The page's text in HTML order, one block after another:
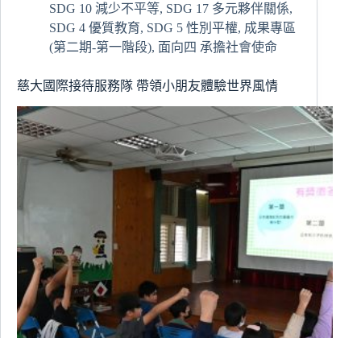
蒞
臨
慈
大
交
流
SDG 10 減少不平等, SDG 17 多元夥伴關係,
SDG 4 優質教育, SDG 5 性別平權, 成果專區
(第二期-第一階段), 面向四 承擔社會使命
慈大國際接待服務隊 帶領小朋友體驗世界風情